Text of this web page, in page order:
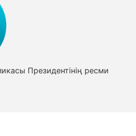
Президентінің ресми